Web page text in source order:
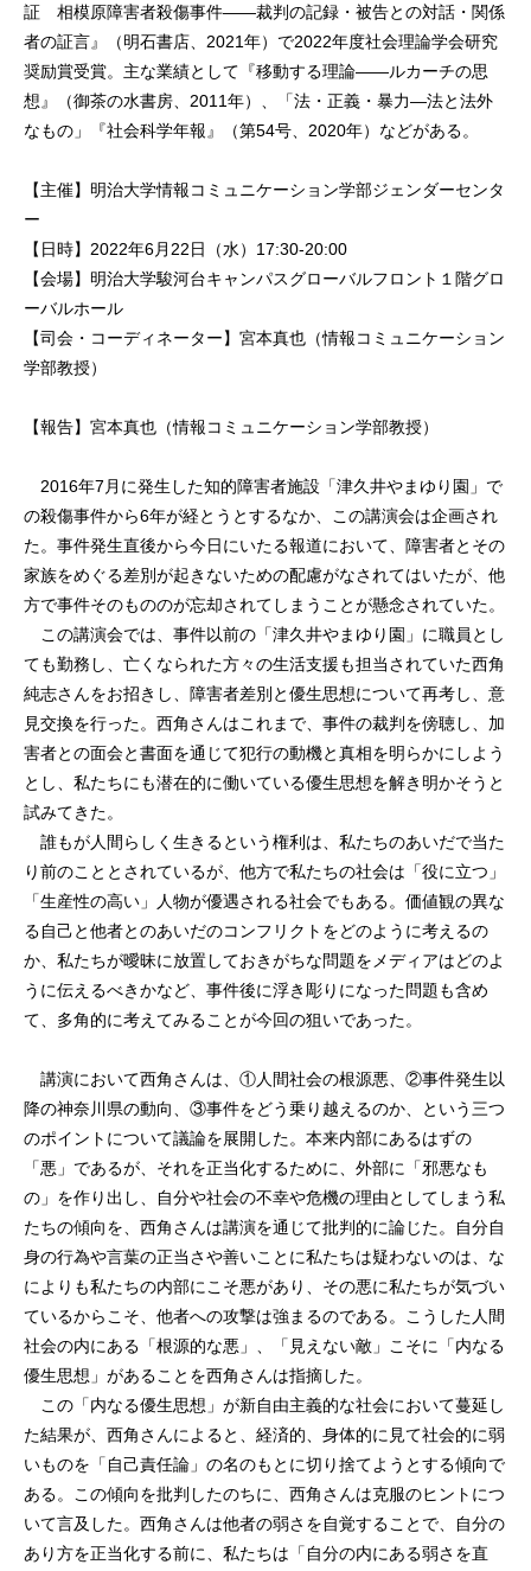
証 相模原障害者殺傷事件——裁判の記録・被告との対話・関係
者の証言』（明石書店、2021年）で2022年度社会理論学会研究
奨励賞受賞。主な業績として『移動する理論——ルカーチの思
想』（御茶の水書房、2011年）、「法・正義・暴力—法と法外
なもの」『社会科学年報』（第54号、2020年）などがある。
【主催】明治大学情報コミュニケーション学部ジェンダーセンタ
ー
【日時】2022年6月22日（水）17:30-20:00
【会場】明治大学駿河台キャンパスグローバルフロント１階グロ
ーバルホール
【司会・コーディネーター】宮本真也（情報コミュニケーション
学部教授）
【報告】宮本真也（情報コミュニケーション学部教授）
2016年7月に発生した知的障害者施設「津久井やまゆり園」で
の殺傷事件から6年が経とうとするなか、この講演会は企画され
た。事件発生直後から今日にいたる報道において、障害者とその
家族をめぐる差別が起きないための配慮がなされてはいたが、他
方で事件そのもののが忘却されてしまうことが懸念されていた。
この講演会では、事件以前の「津久井やまゆり園」に職員とし
ても勤務し、亡くなられた方々の生活支援も担当されていた西角
純志さんをお招きし、障害者差別と優生思想について再考し、意
見交換を行った。西角さんはこれまで、事件の裁判を傍聴し、加
害者との面会と書面を通じて犯行の動機と真相を明らかにしよう
とし、私たちにも潜在的に働いている優生思想を解き明かそうと
試みてきた。
誰もが人間らしく生きるという権利は、私たちのあいだで当た
り前のこととされているが、他方で私たちの社会は「役に立つ」
「生産性の高い」人物が優遇される社会でもある。価値観の異な
る自己と他者とのあいだのコンフリクトをどのように考えるの
か、私たちが曖昧に放置しておきがちな問題をメディアはどのよ
うに伝えるべきかなど、事件後に浮き彫りになった問題も含め
て、多角的に考えてみることが今回の狙いであった。
講演において西角さんは、①人間社会の根源悪、②事件発生以
降の神奈川県の動向、③事件をどう乗り越えるのか、という三つ
のポイントについて議論を展開した。本来内部にあるはずの
「悪」であるが、それを正当化するために、外部に「邪悪なも
の」を作り出し、自分や社会の不幸や危機の理由としてしまう私
たちの傾向を、西角さんは講演を通じて批判的に論じた。自分自
身の行為や言葉の正当さや善いことに私たちは疑わないのは、な
によりも私たちの内部にこそ悪があり、その悪に私たちが気づい
ているからこそ、他者への攻撃は強まるのである。こうした人間
社会の内にある「根源的な悪」、「見えない敵」こそに「内なる
優生思想」があることを西角さんは指摘した。
この「内なる優生思想」が新自由主義的な社会において蔓延し
た結果が、西角さんによると、経済的、身体的に見て社会的に弱
いものを「自己責任論」の名のもとに切り捨てようとする傾向で
ある。この傾向を批判したのちに、西角さんは克服のヒントにつ
いて言及した。西角さんは他者の弱さを自覚することで、自分の
あり方を正当化する前に、私たちは「自分の内にある弱さを直